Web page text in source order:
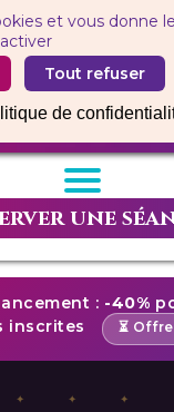
et vous donne
Tout refuser
de
une
: -40%
inscrites
⏳